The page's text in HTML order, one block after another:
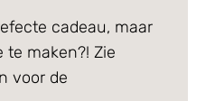
cadeau, maar
te maken?! Zie
voor de